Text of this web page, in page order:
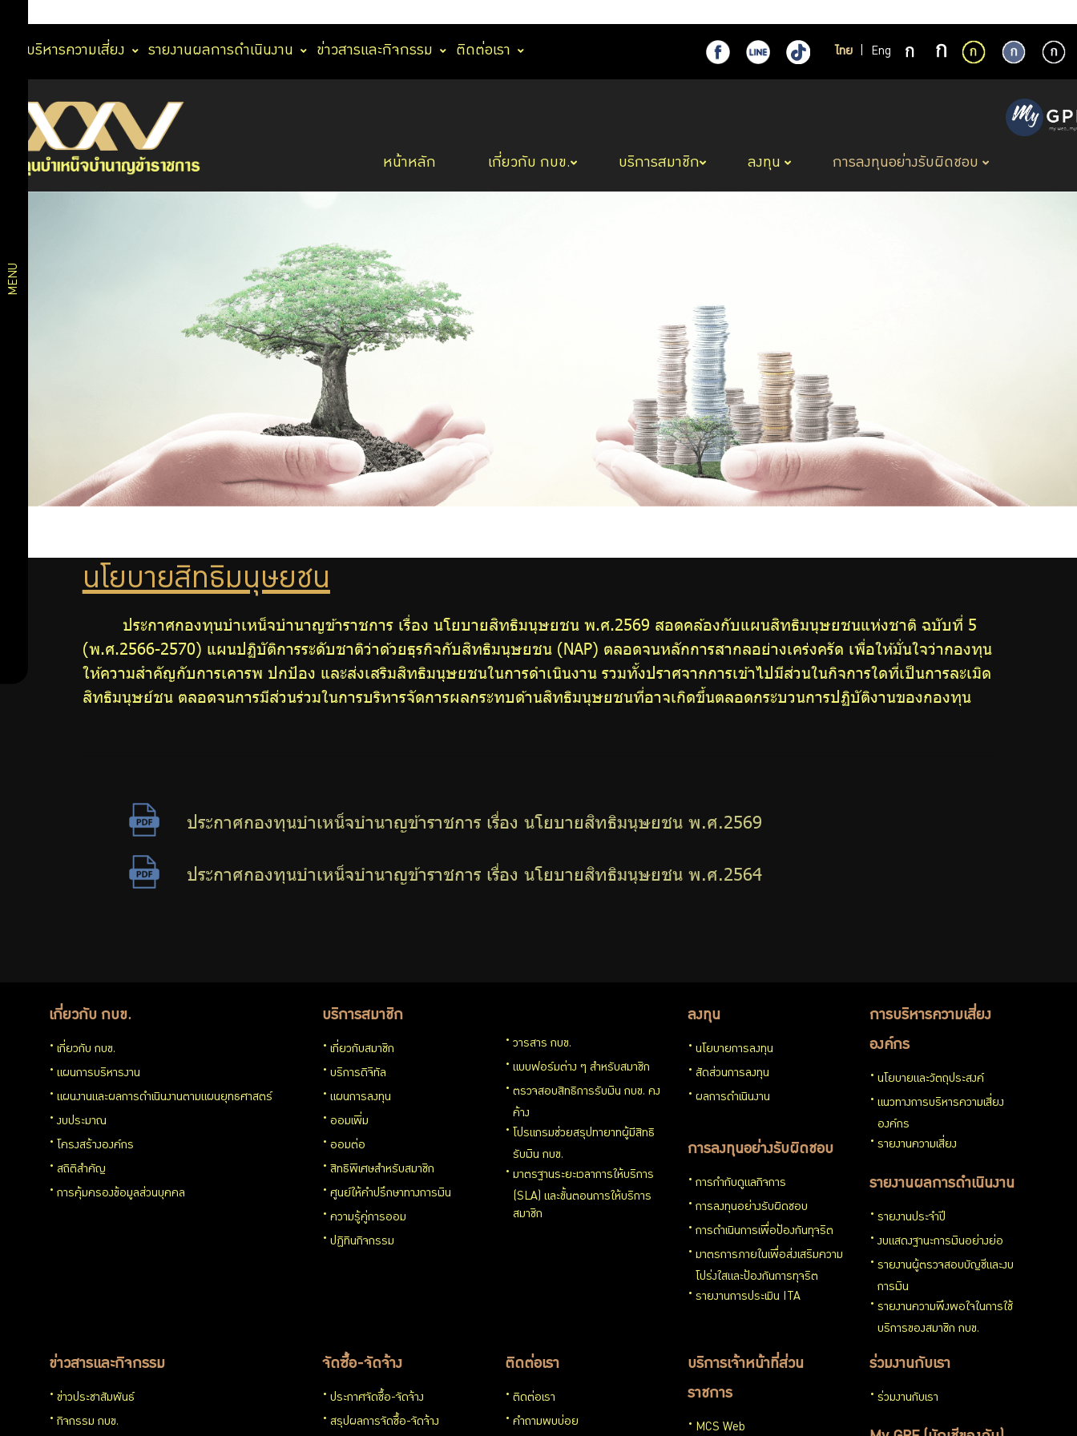
ไทย Eng
การบริหารความเสี่ยง รายงานผลการดำเนินงาน ข่าวสารและกิจกรรม ติดต่อเรา
หน้าหลัก เกี่ยวกับ กบข. บริการสมาชิก ลงทุน การลงทุนอย่างรับผิดชอบ
MENU
การ
กำกับ
ผิด
การ
การ
เสริม
โปร่งใส
และ
ป้องกัน
ITA
กำกับ
ดูแล
กิจการ
มนุษยชน
จรรยา
บรรณ
พนักงาน
ลูกจ้าง
การ
สอบ
ภายใน
นโยบายสิทธิมนุษยชน
ประกาศกองทุนบำเหน็จบำนาญข้าราชการ เรื่อง นโยบายสิทธิมนุษยชน พ.ศ.2569 สอดคล้องกับแผนสิทธิมนุษยชนแห่งชาติ ฉบับที่ 5
(พ.ศ.2566-2570) แผนปฏิบัติการระดับชาติว่าด้วยธุรกิจกับสิทธิมนุษยชน (NAP) ตลอดจนหลักการสากลอย่างเคร่งครัด เพื่อให้มั่นใจว่ากองทุน
ให้ความสำคัญกับการเคารพ ปกป้อง และส่งเสริมสิทธิมนุษยชนในการดำเนินงาน รวมทั้งปราศจากการเข้าไปมีส่วนในกิจการใดที่เป็นการละเมิด
สิทธิมนุษย์ชน ตลอดจนการมีส่วนร่วมในการบริหารจัดการผลกระทบด้านสิทธิมนุษยชนที่อาจเกิดขึ้นตลอดกระบวนการปฏิบัติงานของกองทุน
ประกาศกองทุนบำเหน็จบำนาญข้าราชการ เรื่อง นโยบายสิทธิมนุษยชน พ.ศ.2569
ประกาศกองทุนบำเหน็จบำนาญข้าราชการ เรื่อง นโยบายสิทธิมนุษยชน พ.ศ.2564
เกี่ยวกับ กบข.
เกี่ยวกับ กบข.
แผนการบริหารงาน
แผนงานและผลการดำเนินงานตามแผนยุทธศาสตร์
งบประมาณ
โครงสร้างองค์กร
สถิติสำคัญ
การคุ้มครองข้อมูลส่วนบุคคล
บริการสมาชิก
เกี่ยวกับสมาชิก
บริการดิจิทัล
แผนการลงทุน
ออมเพิ่ม
ออมต่อ
สิทธิพิเศษสำหรับสมาชิก
ศูนย์ให้คำปรึกษาทางการเงิน
ความรู้คู่การออม
ปฏิทินกิจกรรม
วารสาร กบข.
แบบฟอร์มต่าง ๆ สำหรับสมาชิก
ตรวจสอบสิทธิการรับเงิน กบข. คง
ค้าง
โปรแกรมช่วยสรุปทายาทผู้มีสิทธิ
รับเงิน กบข.
มาตรฐานระยะเวลาการให้บริการ
(SLA) และขั้นตอนการให้บริการ
สมาชิก
ลงทุน
นโยบายการลงทุน
สัดส่วนการลงทุน
ผลการดำเนินงาน
การลงทุนอย่างรับผิดชอบ
การกำกับดูแลกิจการ
การลงทุนอย่างรับผิดชอบ
การดำเนินการเพื่อป้องกันทุจริต
มาตรการภายในเพื่อส่งเสริมความ
โปร่งใสและป้องกันการทุจริต
รายงานการประเมิน ITA
การบริหารความเสี่ยง
องค์กร
นโยบายและวัตถุประสงค์
แนวทางการบริหารความเสี่ยง
องค์กร
รายงานความเสี่ยง
รายงานผลการดำเนินงาน
รายงานประจำปี
งบแสดงฐานะการเงินอย่างย่อ
รายงานผู้ตรวจสอบบัญชีและงบ
การเงิน
รายงานความพึงพอใจในการใช้
บริการของสมาชิก กบข.
ข่าวสารและกิจกรรม
ข่าวประชาสัมพันธ์
กิจกรรม กบข.
จัดซื้อ-จัดจ้าง
ประกาศจัดซื้อ-จัดจ้าง
สรุปผลการจัดซื้อ-จัดจ้าง
ติดต่อเรา
ติดต่อเรา
คำถามพบบ่อย
บริการเจ้าหน้าที่ส่วน
ราชการ
MCS Web
ร่วมงานกับเรา
ร่วมงานกับเรา